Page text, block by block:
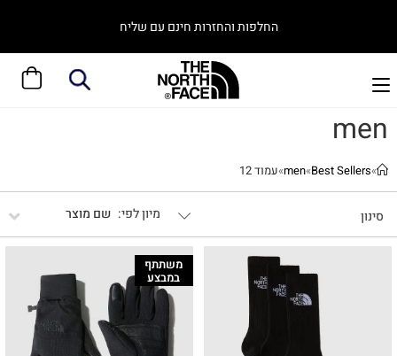
החלפות והחזרות חינם עם שליח
men
»
Best Sellers
»
men
»עמוד 12
סינון שם מוצר
משתתף
במבצע